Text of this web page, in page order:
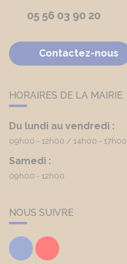
05 56 03 90 20
Contactez-nous
HORAIRES DE LA MAIRIE
Du lundi au vendredi :
09h00 - 12h00 14h00 - 17h00
Samedi :
09h00 - 12h00
NOUS SUIVRE
FacebookYoutube